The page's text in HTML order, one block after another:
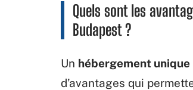
Quels sont les
Budapest ?
Un hébergement
d’avantages qui